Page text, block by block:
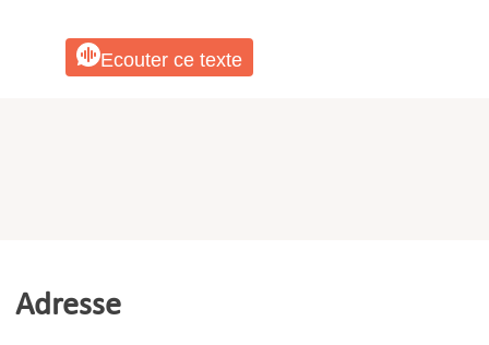
Ecouter ce texte
Adresse